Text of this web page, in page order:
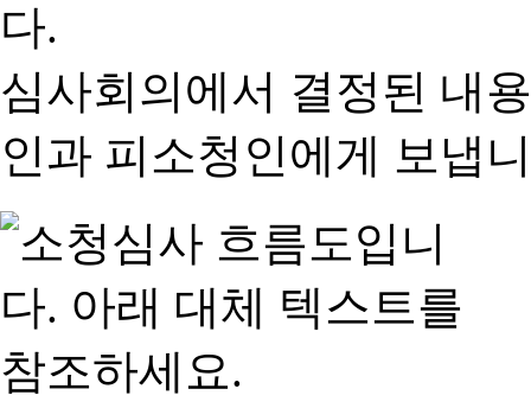
다.
심사회의에서 결정된 내
인과 피소청인에게 보냅